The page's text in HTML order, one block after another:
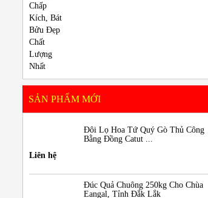
SẢN PHẨM MỚI
Đôi Lọ Hoa Tứ Quý Gò Thủ Công
Bằng Đồng Catut ...
Liên hệ
Đúc Quả Chuông 250kg Cho Chùa
Eangal, Tỉnh Đắk Lắk